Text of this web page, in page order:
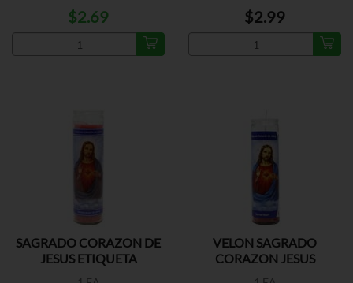
$2.69 $2.99
SAGRADO CORAZON DE
JESUS ETIQUETA
VELON SAGRADO
CORAZON JESUS